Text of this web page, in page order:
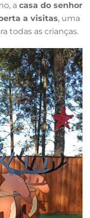
a casa do senhor
a visitas, uma
todas as crianças.